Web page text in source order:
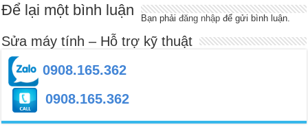
Để lại một bình luận Bạn phảiđăng nhập để gửi bình luận.
Sửa máy tính – Hỗ trợ kỹ thuật
0908.165.362
0908.165.362